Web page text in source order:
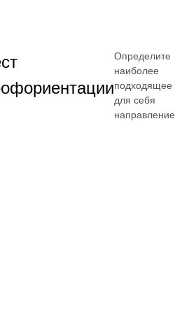
Определите
наиболее
подходящее
для себя
направление